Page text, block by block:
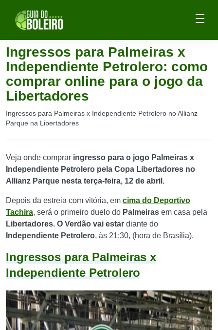
Ingressos para Palmeiras x
Independiente Petrolero: como
comprar online para o jogo da
Libertadores
Ingressos para Palmeiras x Independiente Petrolero no Allianz
Parque na Libertadores
Veja onde comprar ingresso para o jogo Palmeiras x
Independiente Petrolero pela Copa Libertadores no
Allianz Parque nesta terça-feira, 12 de abril.
Depois da estreia com vitória, em cima do Deportivo
Tachira, será o primeiro duelo do Palmeiras em casa pela
Libertadores. O Verdão vai estar diante do
Independiente Petrolero, às 21:30, (hora de Brasília).
Ingressos paraPalmeiras x
Independiente Petrolero